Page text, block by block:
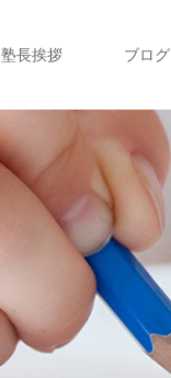
塾長挨拶 ブログ